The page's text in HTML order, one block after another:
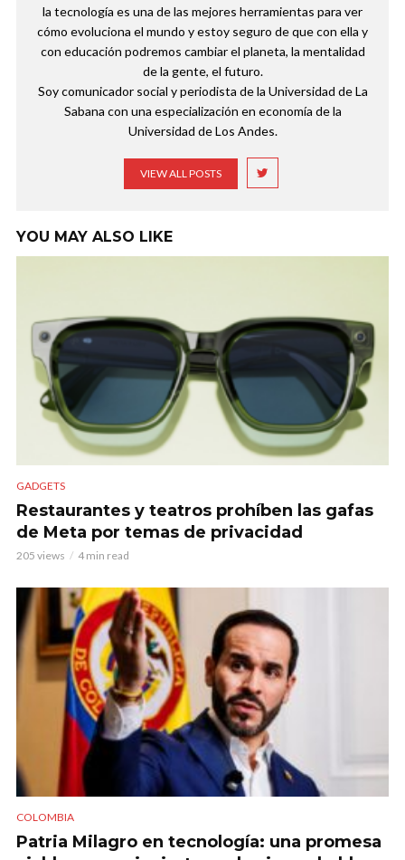
la tecnología es una de las mejores herramientas para ver
cómo evoluciona el mundo y estoy seguro de que con ella y
con educación podremos cambiar el planeta, la mentalidad
de la gente, el futuro.
Soy comunicador social y periodista de la Universidad de La
Sabana con una especialización en economía de la
Universidad de Los Andes.
VIEW ALL POSTS
YOU MAY ALSO LIKE
GADGETS
Restaurantes y teatros prohíben las gafas
de Meta por temas de privacidad
205 views 4 min read
COLOMBIA
Patria Milagro en tecnología: una promesa